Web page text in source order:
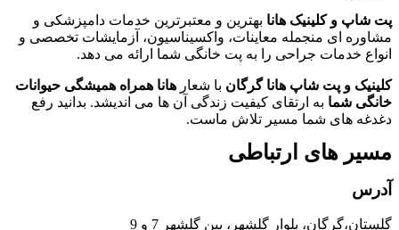
پت شاپ و کلینیک هانا بهترین و معتبرترین خدمات دامپزشکی و
مشاوره ای منجمله معاینات، واکسیناسیون، آزمایشات تخصصی و
انواع خدمات جراحی را به پت خانگی شما ارائه می دهد.
کلینیک و پت شاپ هانا گرگان با شعار هانا همراه همیشگی حیوانات
خانگی شما به ارتقای کیفیت زندگی آن ها می اندیشد. بدانید رفع
دغدغه های شما مسیر تلاش ماست.
مسیر های ارتباطی
آدرس
گلستان،گرگان، بلوار گلشهر، بین گلشهر 7 و 9